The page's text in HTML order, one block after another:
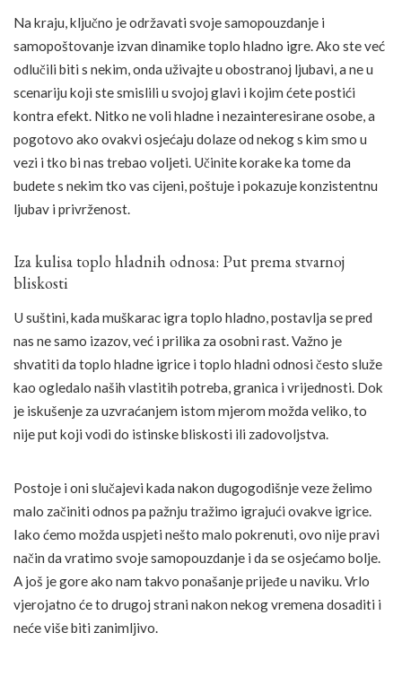
Na kraju, ključno je održavati svoje samopouzdanje i
samopoštovanje izvan dinamike toplo hladno igre. Ako ste već
odlučili biti s nekim, onda uživajte u obostranoj ljubavi, a ne u
scenariju koji ste smislili u svojoj glavi i kojim ćete postići
kontra efekt. Nitko ne voli hladne i nezainteresirane osobe, a
pogotovo ako ovakvi osjećaju dolaze od nekog s kim smo u
vezi i tko bi nas trebao voljeti. Učinite korake ka tome da
budete s nekim tko vas cijeni, poštuje i pokazuje konzistentnu
ljubav i privrženost.
Iza kulisa toplo hladnih odnosa: Put prema stvarnoj
bliskosti
U suštini, kada muškarac igra toplo hladno, postavlja se pred
nas ne samo izazov, već i prilika za osobni rast. Važno je
shvatiti da toplo hladne igrice i toplo hladni odnosi često služe
kao ogledalo naših vlastitih potreba, granica i vrijednosti. Dok
je iskušenje za uzvraćanjem istom mjerom možda veliko, to
nije put koji vodi do istinske bliskosti ili zadovoljstva.
Postoje i oni slučajevi kada nakon dugogodišnje veze želimo
malo začiniti odnos pa pažnju tražimo igrajući ovakve igrice.
Iako ćemo možda uspjeti nešto malo pokrenuti, ovo nije pravi
način da vratimo svoje samopouzdanje i da se osjećamo bolje.
A još je gore ako nam takvo ponašanje prijeđe u naviku. Vrlo
vjerojatno će to drugoj strani nakon nekog vremena dosaditi i
neće više biti zanimljivo.